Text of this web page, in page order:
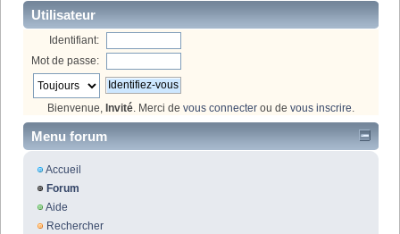
Utilisateur
Identifiant:
Mot de passe:
Bienvenue, Invité . Merci de vous connecter ou de vous inscrire
Menu forum
Accueil
Forum
Aide
Rechercher